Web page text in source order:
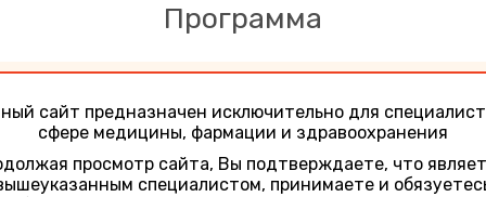
Программа
подходы к ведению пациентов с синдромом
сайт предназначен исключительно для
сфере медицины, фармации и здравоохранения
просмотр сайта, Вы подтверждаете, что
специалистом, принимаете и